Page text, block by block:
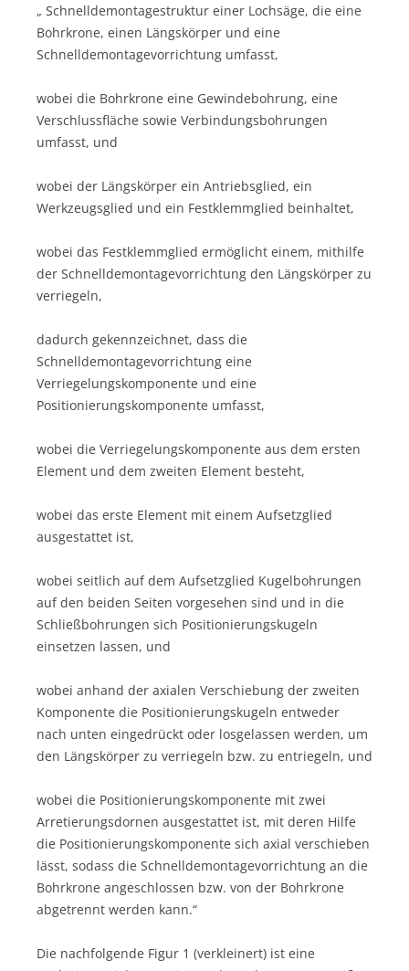
„ Schnelldemontagestruktur einer Lochsäge, die eine
Bohrkrone, einen Längskörper und eine
Schnelldemontagevorrichtung umfasst,
wobei die Bohrkrone eine Gewindebohrung, eine
Verschlussfläche sowie Verbindungsbohrungen
umfasst, und
wobei der Längskörper ein Antriebsglied, ein
Werkzeugsglied und ein Festklemmglied beinhaltet,
wobei das Festklemmglied ermöglicht einem, mithilfe
der Schnelldemontagevorrichtung den Längskörper zu
verriegeln,
dadurch gekennzeichnet, dass die
Schnelldemontagevorrichtung eine
Verriegelungskomponente und eine
Positionierungskomponente umfasst,
wobei die Verriegelungskomponente aus dem ersten
Element und dem zweiten Element besteht,
wobei das erste Element mit einem Aufsetzglied
ausgestattet ist,
wobei seitlich auf dem Aufsetzglied Kugelbohrungen
auf den beiden Seiten vorgesehen sind und in die
Schließbohrungen sich Positionierungskugeln
einsetzen lassen, und
wobei anhand der axialen Verschiebung der zweiten
Komponente die Positionierungskugeln entweder
nach unten eingedrückt oder losgelassen werden, um
den Längskörper zu verriegeln bzw. zu entriegeln, und
wobei die Positionierungskomponente mit zwei
Arretierungsdornen ausgestattet ist, mit deren Hilfe
die Positionierungskomponente sich axial verschieben
lässt, sodass die Schnelldemontagevorrichtung an die
Bohrkrone angeschlossen bzw. von der Bohrkrone
abgetrennt werden kann.“
Die nachfolgende Figur 1 (verkleinert) ist eine